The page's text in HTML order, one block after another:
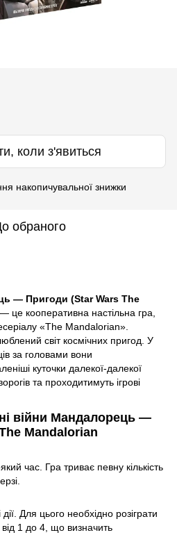
коли з'явиться
накопичувальної знижки
обраного
— Пригоди (Star Wars The
— це кооперативна настільна гра,
«The Mandalorian».
світ космічних пригод. У
за головами вони
куточки далекої-далекої
та проходитимуть ігрові
війни Мандалорець —
Mandalorian
час. Гра триває певну кількість
Для цього необхідно розіграти
1 до 4, що визначить